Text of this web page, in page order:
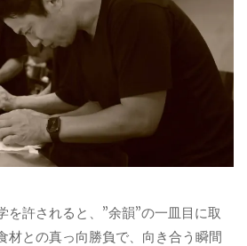
を許されると、”余韻”の一皿目に取
材との真っ向勝負で、向き合う瞬間